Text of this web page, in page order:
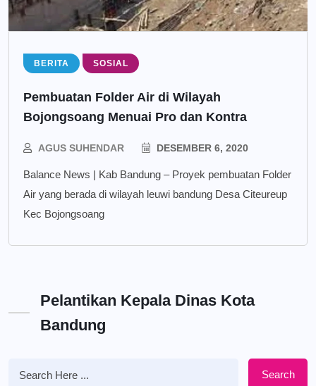
BERITA SOSIAL
Pembuatan Folder Air di Wilayah
Bojongsoang Menuai Pro dan Kontra
AGUS SUHENDAR DESEMBER 6, 2020
Balance News | Kab Bandung – Proyek pembuatan Folder
Air yang berada di wilayah leuwi bandung Desa Citeureup
Kec Bojongsoang
Pelantikan Kepala Dinas Kota
Bandung
Search